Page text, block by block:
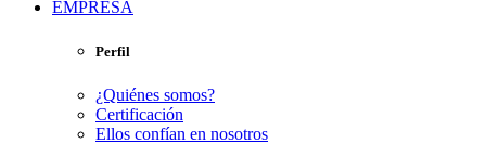
EMPRESA
Perfil
¿Quiénes somos?
Certificación
Ellos confían en nosotros